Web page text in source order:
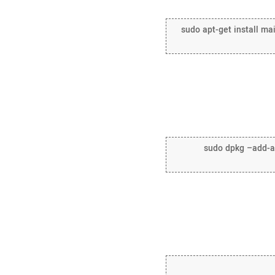
sudo apt-get install
sudo dpkg